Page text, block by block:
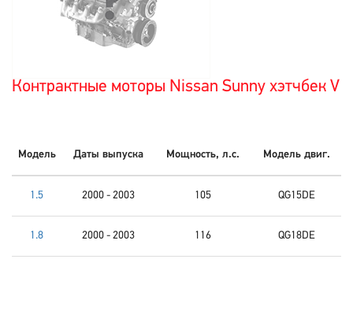
Контрактные моторы Nissan Sunny хэтчбек V
Модель Даты выпуска Мощность, л.с. Модель двиг.
1.5 2000 - 2003 105 QG15DE
1.8 2000 - 2003 116 QG18DE